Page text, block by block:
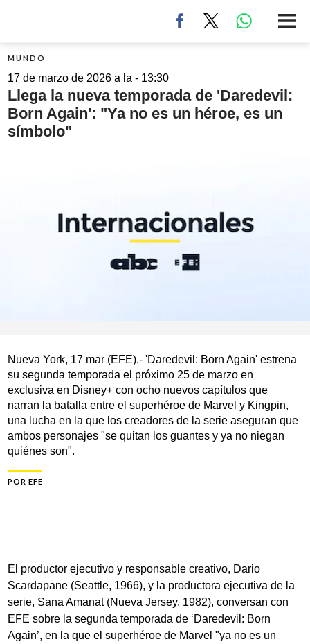
MUNDO
17 de marzo de 2026 a la - 13:30
Llega la nueva temporada de 'Daredevil:
Born Again': "Ya no es un héroe, es un
símbolo"
Nueva York, 17 mar (EFE).- 'Daredevil: Born Again' estrena
su segunda temporada el próximo 25 de marzo en
exclusiva en Disney+ con ocho nuevos capítulos que
narran la batalla entre el superhéroe de Marvel y Kingpin,
una lucha en la que los creadores de la serie aseguran que
ambos personajes "se quitan los guantes y ya no niegan
quiénes son".
POREFE
El productor ejecutivo y responsable creativo, Dario
Scardapane (Seattle, 1966), y la productora ejecutiva de la
serie, Sana Amanat (Nueva Jersey, 1982), conversan con
EFE sobre la segunda temporada de ‘Daredevil: Born
Again’, en la que el superhéroe de Marvel "ya no es un